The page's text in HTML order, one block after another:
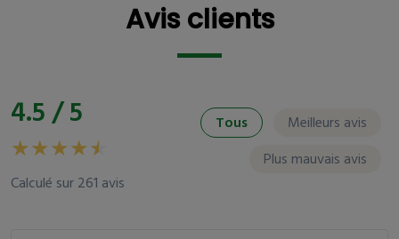
Avis clients
4.5 / 5
Calculé sur 261 avis
Tous
Meilleurs avis
Plus mauvais avis